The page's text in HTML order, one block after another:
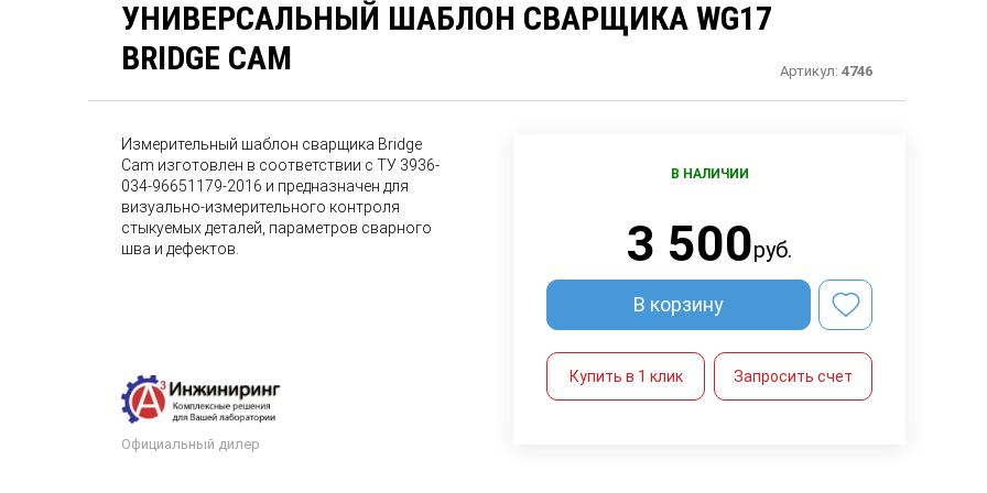
УНИВЕРСАЛЬНЫЙ ШАБЛОН СВАРЩИКА WG17
BRIDGE CAM
Артикул:4746
Измерительный шаблон сварщика Bridge
Cam изготовлен в соответствии с ТУ 3936-
034-96651179-2016 и предназначен для
визуально-измерительного контроля
стыкуемых деталей, параметров сварного
шва и дефектов.
Официальный дилер
В НАЛИЧИИ
3 500руб.
В корзину
Купить в 1 клик Запросить счет